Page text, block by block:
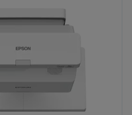
TOVÁBBI INFORMÁCIÓ